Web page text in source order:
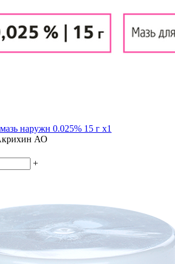
наружн 0.025% 15 г x1
АО
+